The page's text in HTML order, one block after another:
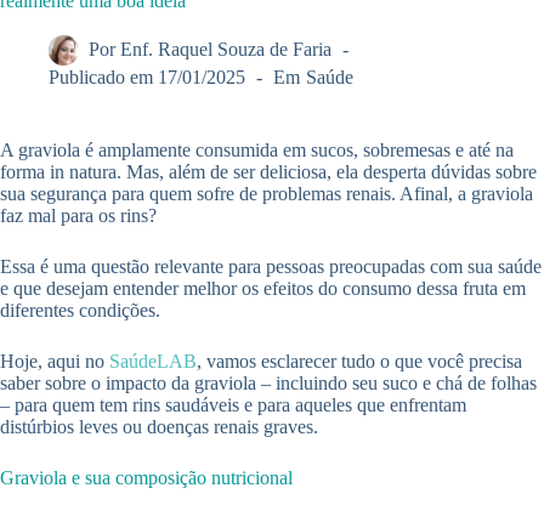
Por Enf. Raquel Souza de Faria
Publicado em 17/01/2025 Em Saúde
A graviola é amplamente consumida em sucos, sobremesas e até na
forma in natura. Mas, além de ser deliciosa, ela desperta dúvidas sobre
sua segurança para quem sofre de problemas renais. Afinal, a graviola
faz mal para os rins?
Essa é uma questão relevante para pessoas preocupadas com sua saúde
e que desejam entender melhor os efeitos do consumo dessa fruta em
diferentes condições.
Hoje, aqui no SaúdeLAB, vamos esclarecer tudo o que você precisa
saber sobre o impacto da graviola – incluindo seu suco e chá de folhas
– para quem tem rins saudáveis e para aqueles que enfrentam
distúrbios leves ou doenças renais graves.
Graviola e sua composição nutricional